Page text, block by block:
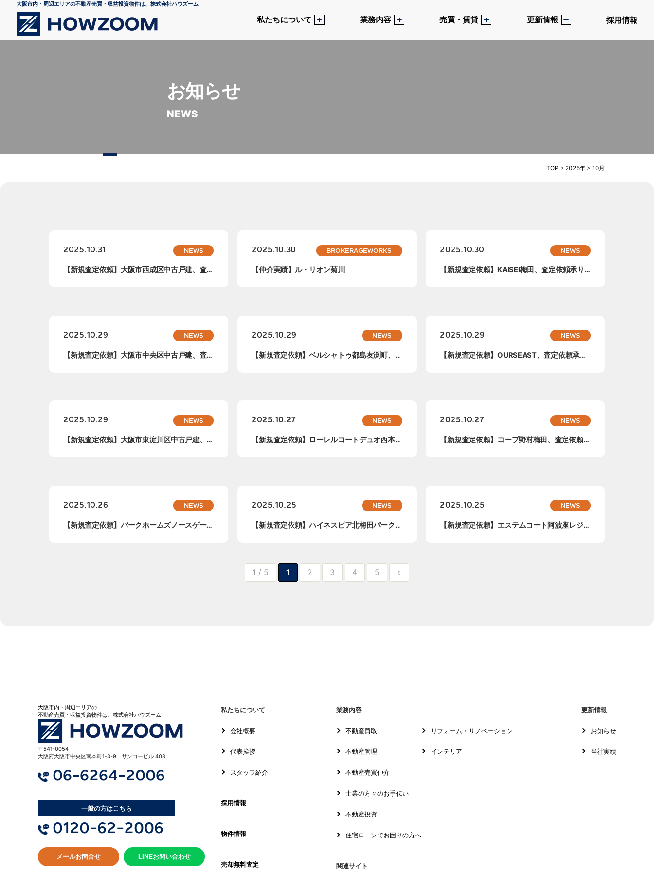
大阪市内・周辺エリアの不動産売買・収益投資物件は、株式会社ハウズーム
私たちについて 業務内容 売買・賃貸 更新情報 採用情報
お知らせ
NEWS
TOP > 2025年 >10月
2025.10.31 NEWS
【新規査定依頼】大阪市西成区中古戸建、査定
2025.10.30 BROKERAGEWORKS
【仲介実績】ル・リオン菊川
2025.10.30 NEWS
【新規査定依頼】KAISEI梅田、査定依頼承り
2025.10.29 NEWS
【新規査定依頼】大阪市中央区中古戸建、査定
2025.10.29 NEWS
【新規査定依頼】ベルシャトゥ都島友渕町、査
2025.10.29 NEWS
【新規査定依頼】OURSEAST、査定依頼承り
2025.10.29 NEWS
【新規査定依頼】大阪市東淀川区中古戸建、査
2025.10.27 NEWS
【新規査定依頼】ローレルコートデュオ西本
2025.10.27 NEWS
【新規査定依頼】コープ野村梅田、査定依頼承
2025.10.26 NEWS
【新規査定依頼】パークホームズノースゲート
2025.10.25 NEWS
【新規査定依頼】ハイネスピア北梅田パークビ
2025.10.25 NEWS
【新規査定依頼】エステムコート阿波座レジデ
1 / 5 1 2 3 4 5 »
大阪市内・周辺エリアの
不動産売買・収益投資物件は、株式会社ハウズーム
〒541-0054
大阪府大阪市中央区南本町1-3-9 サンコービル 408
06-6264-2006
一般の方はこちら
0120-62-2006
メールお問合せ LINEお問い合わせ
私たちについて
会社概要
代表挨拶
スタッフ紹介
採用情報
物件情報
売却無料査定
業務内容
不動産買取
不動産管理
不動産売買仲介
士業の方々のお手伝い
不動産投資
住宅ローンでお困りの方へ
リフォーム・リノベーション
インテリア
関連サイト
更新情報
お知らせ
当社実績